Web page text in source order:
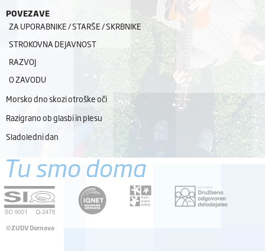
POVEZAVE
ZA UPORABNIKE / STARŠE / SKRBNIKE
STROKOVNA DEJAVNOST
RAZVOJ
O ZAVODU
Morsko dno skozi otroške oči
Razigrano ob glasbi in plesu
Sladoledni dan
Tu smo doma
©ZUDV Dornava